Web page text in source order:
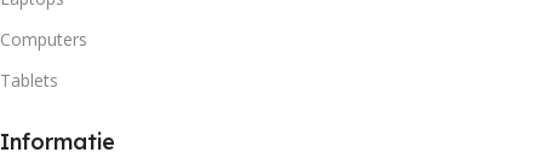
Computers
Tablets
Informatie